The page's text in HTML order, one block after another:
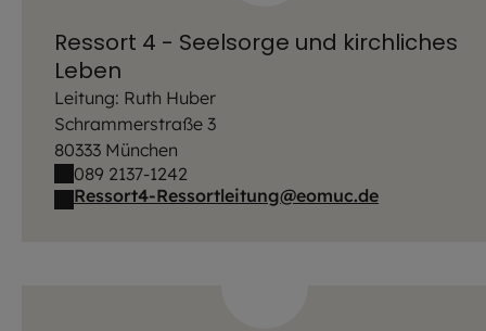
Ressort 4 - Seelsorge und kirchliches
Leben
Leitung: Ruth Huber
Schrammerstraße 3
80333 München
089 2137-1242
Ressort4-Ressortleitung@eomuc.de